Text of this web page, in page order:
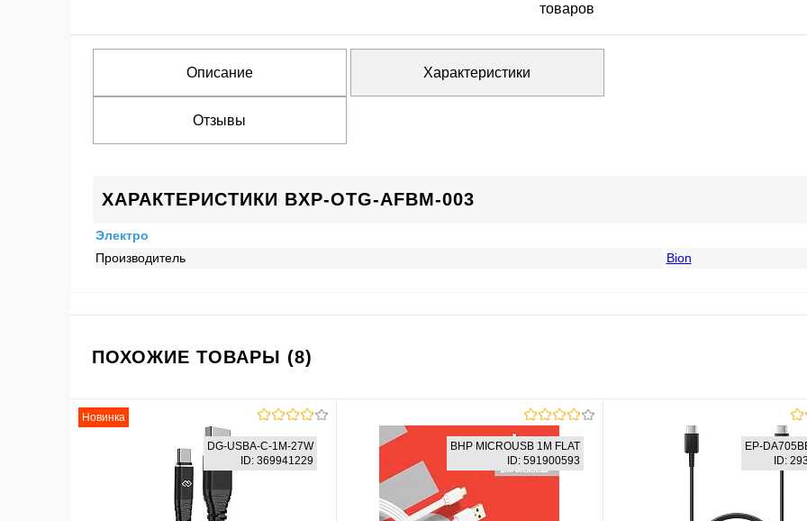
товаров
Описание Характеристики
Отзывы
ХАРАКТЕРИСТИКИ BXP-OTG-AFBM-003
Электро
Производитель
Bion
ПОХОЖИЕ ТОВАРЫ (8)
Новинка
DG-USBA-С-1M-27W
ID: 369941229
BHP MICROUSB 1M FLAT
ID: 591900593
EP-
ID: